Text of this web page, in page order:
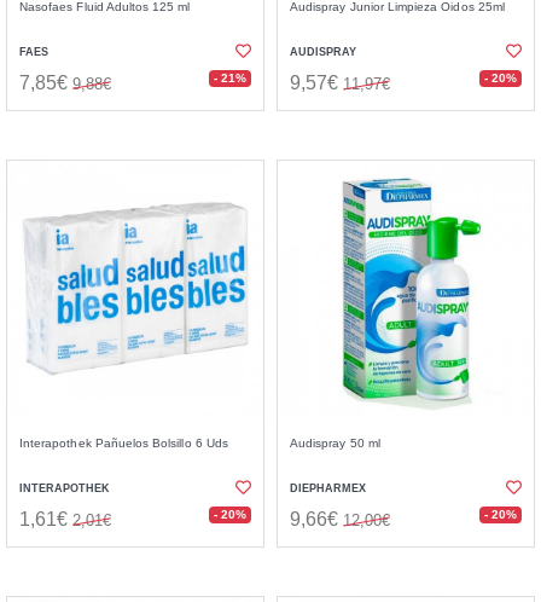
Nasofaes Fluid Adultos 125 ml
FAES
7,85€ 9,88€ - 21%
Audispray Junior Limpieza Oidos 25ml
AUDISPRAY
9,57€ 11,97€ - 20%
Interapothek Pañuelos Bolsillo 6 Uds
INTERAPOTHEK
1,61€ 2,01€ - 20%
Audispray 50 ml
DIEPHARMEX
9,66€ 12,00€ - 20%